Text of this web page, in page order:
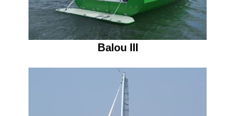
Balou III